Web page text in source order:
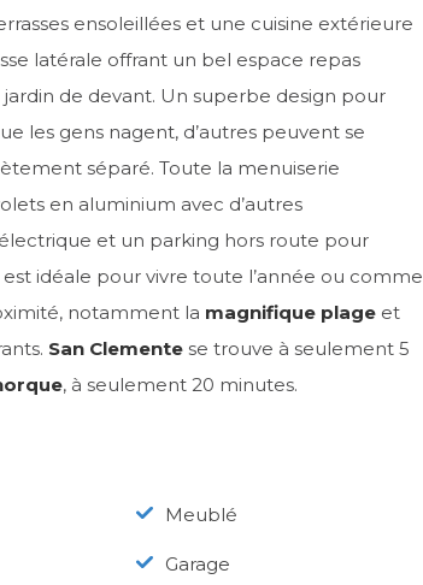
ensoleillées et une cuisine extérieure
latérale offrant un bel espace repas
de devant. Un superbe design pour
les gens nagent, d’autres peuvent se
séparé. Toute la menuiserie
en aluminium avec d’autres
et un parking hors route pour
idéale pour vivre toute l’année ou comme
notamment la magnifique plage et
San Clemente se trouve à seulement 5
, à seulement 20 minutes.
Meublé
Garage